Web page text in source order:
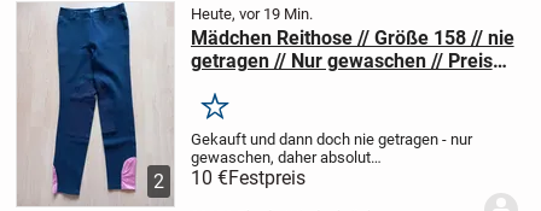
2
Heute, vor 19 Min.
Mädchen Reithose // Größe 158 // nie
getragen // Nur gewaschen // Preis
Merken
Gekauft und dann doch nie getragen - nur
gewaschen, daher absolut
neuwertigGröße 158
33378 Wiedenbrück abgeholt werden.
10 €Festpreis